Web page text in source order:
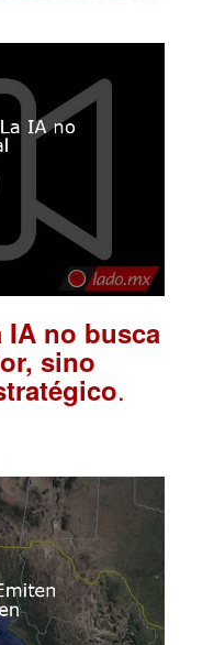
IA no busca
sino
.